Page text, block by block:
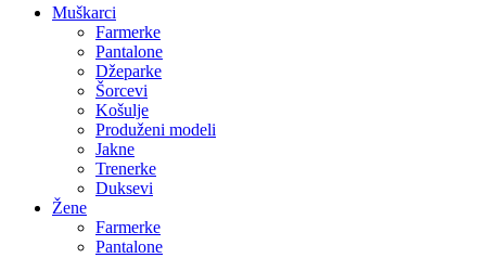
Muškarci
Farmerke
Pantalone
Džeparke
Šorcevi
Košulje
Produženi modeli
Jakne
Trenerke
Duksevi
Žene
Farmerke
Pantalone